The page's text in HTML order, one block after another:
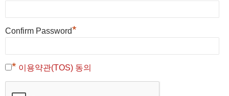
Confirm Password*
* 이용약관(TOS) 동의